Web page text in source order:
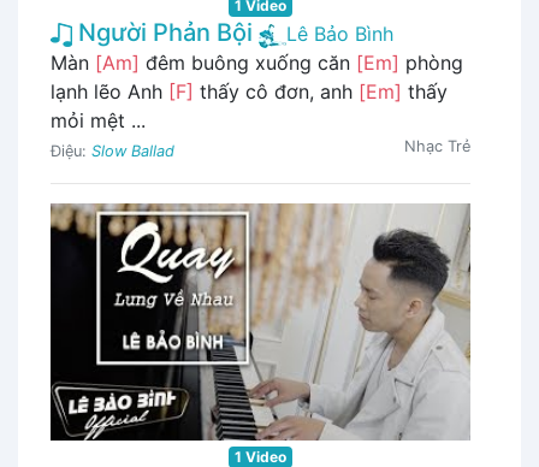
1 Video
Người Phản Bội
Lê Bảo Bình
Màn [Am] đêm buông xuống căn [Em] phòng
lạnh lẽo Anh [F] thấy cô đơn, anh [Em] thấy
mỏi mệt ...
Điệu: Slow Ballad Nhạc Trẻ
1 Video